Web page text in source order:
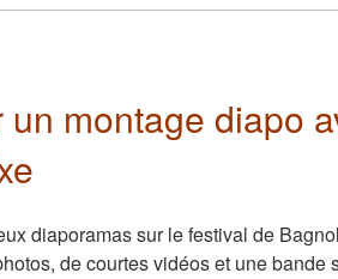
un montage diapo
diaporamas sur le festival de
de courtes vidéos et une bande